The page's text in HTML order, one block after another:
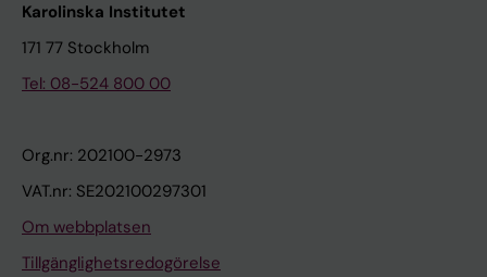
Karolinska Institutet
171 77 Stockholm
Tel: 08-524 800 00
Org.nr: 202100-2973
VAT.nr: SE202100297301
Om webbplatsen
Tillgänglighetsredogörelse